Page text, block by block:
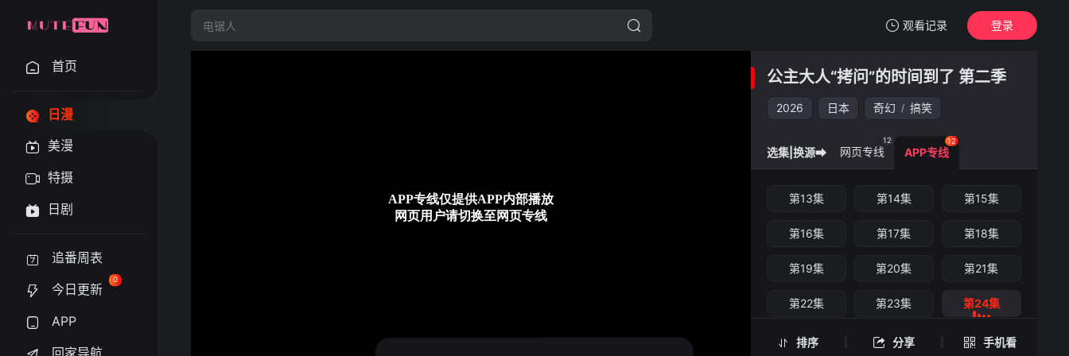
观看记录
我的观影记录
第24集
公主大人“拷问”的时间到了 第二季
登录
首页
日漫
美漫
特摄
日剧
追番周表
今日更新
0
APP
回家导航
公主大人“拷问”的时间到了 第二季
2026 日本 奇幻 / 搞笑
排序 分享 手机看
公主大人“拷问”的时间到了 第二季 -第24集
选集|换源➡ 网页专线
12
APP专线
12
第13集 第14集 第15集
第16集 第17集 第18集
第19集 第20集 第21集
第22集 第23集 第24集